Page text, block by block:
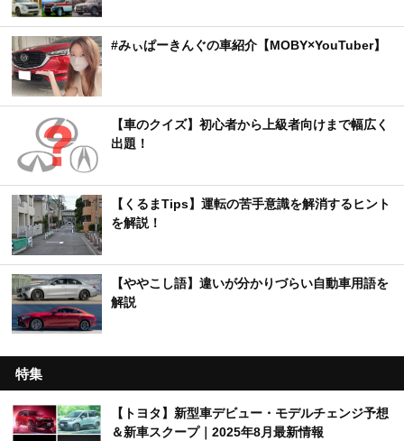
#みぃぱーきんぐの車紹介【MOBY×YouTuber】
【車のクイズ】初心者から上級者向けまで幅広く
出題！
【くるまTips】運転の苦手意識を解消するヒント
を解説！
【ややこし語】違いが分かりづらい自動車用語を
解説
特集
【トヨタ】新型車デビュー・モデルチェンジ予想
＆新車スクープ｜2025年8月最新情報